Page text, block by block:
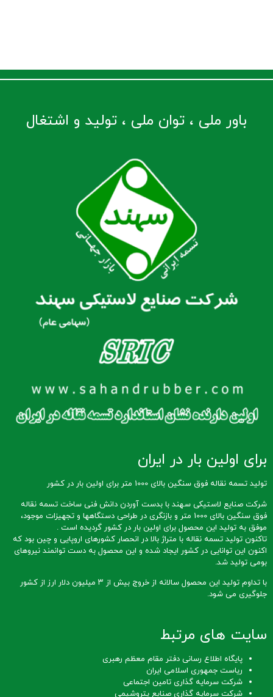
باور ملی ، توان ملی ، تولید و اشتغال
برای اولین بار در ایران
تولید تسمه نقاله فوق سنگین بالای 1000 متر برای اولین بار در کشور
شرکت صنایع لاستیکی سهند با بدست آوردن دانش فنی ساخت تسمه نقاله
فوق سنگین بالای 1000 متر و بازنگری در طراحی دستگاهها و تجهیزات موجود،
موفق به تولید این محصول برای اولین بار در کشور گردیده است .
تاکنون تولید تسمه نقاله با متراژ بالا در انحصار کشورهای اروپایی و چین بود که
اکنون این توانایی در کشور ایجاد شده و این محصول به دست توانمند نیروهای
بومی تولید شد.
با تداوم تولید این محصول سالانه از خروج بیش از ۳ میلیون دلار ارز از کشور
جلوگیری می شود.
سایت های مرتبط
پایگاه اطلاع رسانی دفتر مقام معظم رهبری
ریاست جمهوری اسلامی ایران
شرکت سرمایه گذاری تامین اجتماعی
شرکت سرمایه گذاری صنایع پتروشیمی